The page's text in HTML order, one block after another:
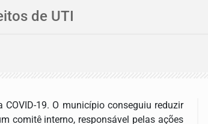
de UTI
19. O município conseguiu reduzir
comitê interno, responsável pelas ações